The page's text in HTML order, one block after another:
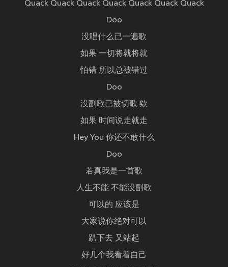
Quack Quack Quack Quack Quack Quack Quack
Doo
没唱什么已一遍歌
如果 一切将就将就
怕错 所以总被错过
Doo
没副歌已被切歌 欸
如果 时间说走就走
Hey You 你还不敢什么
Doo
若真我是一首歌
人生不能 不能没副歌
可以的 应该是
大家说你绝对可以
趴下去 又站起
好几个我看着自己